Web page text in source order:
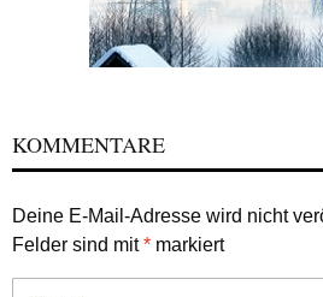
KOMMENTARE
Deine E-Mail-Adresse wird nicht
Felder sind mit* markiert